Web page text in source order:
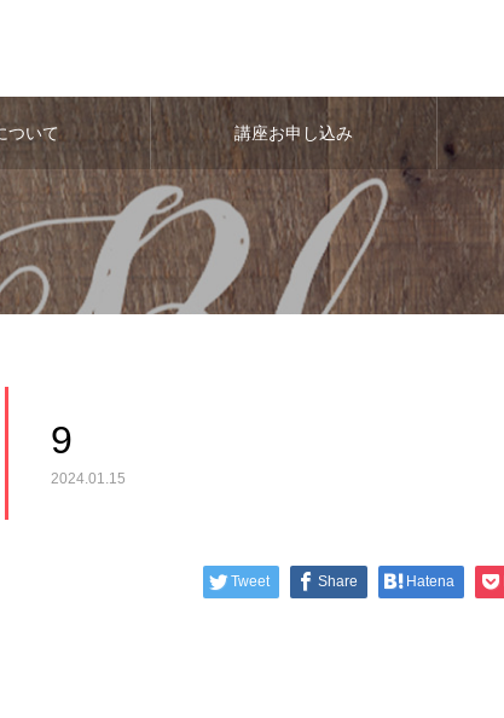
ついて 講座お申し込み
9
2024.01.15
Tweet Share Hatena